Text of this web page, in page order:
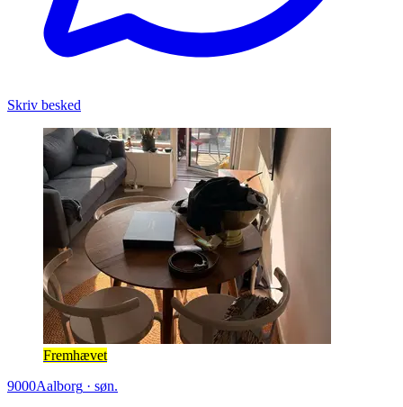
Skriv besked
Fremhævet
9000Aalborg · søn.